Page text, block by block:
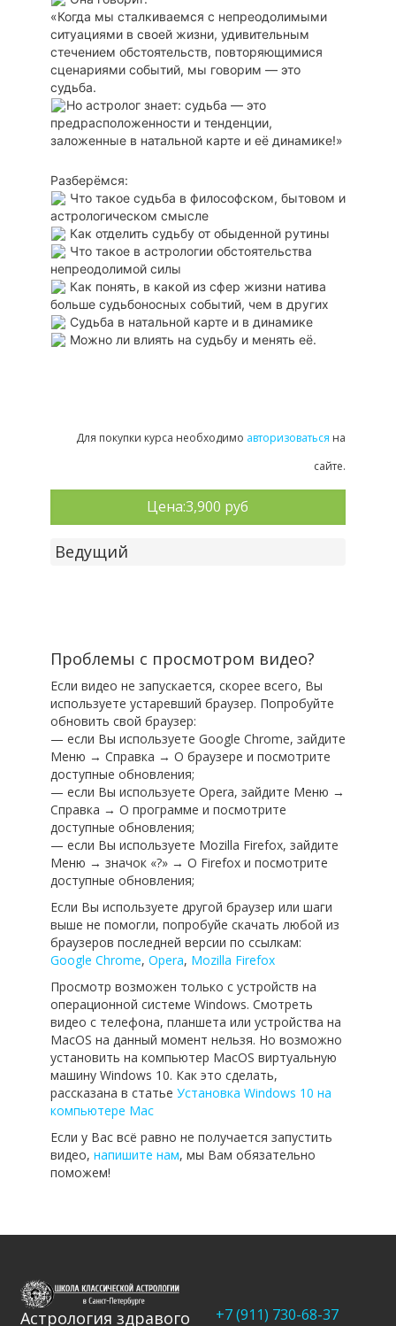
«Когда мы сталкиваемся с непреодолимыми
ситуациями в своей жизни, удивительным
стечением обстоятельств, повторяющимися
сценариями событий, мы говорим — это
судьба.
Но астролог знает: судьба — это
предрасположенности и тенденции,
заложенные в натальной карте и её динамике!»
Разберёмся:
Что такое судьба в философском, бытовом и
астрологическом смысле
Как отделить судьбу от обыденной рутины
Что такое в астрологии обстоятельства
непреодолимой силы
Как понять, в какой из сфер жизни натива
больше судьбоносных событий, чем в других
Судьба в натальной карте и в динамике
Можно ли влиять на судьбу и менять её.
Для покупки курса необходимо авторизоваться на
сайте.
Цена:3,900 руб
Ведущий
Проблемы с просмотром видео?
Если видео не запускается, скорее всего, Вы
используете устаревший браузер. Попробуйте
обновить свой браузер:
— если Вы используете Google Chrome, зайдите
Меню → Справка → О браузере и посмотрите
доступные обновления;
— если Вы используете Opera, зайдите Меню →
Справка → О программе и посмотрите
доступные обновления;
— если Вы используете Mozilla Firefox, зайдите
Меню → значок «?» → О Firefox и посмотрите
доступные обновления;
Если Вы используете другой браузер или шаги
выше не помогли, попробуйе скачать любой из
браузеров последней версии по ссылкам:
Google Chrome, Opera, Mozilla Firefox
Просмотр возможен только с устройств на
операционной системе Windows. Смотреть
видео с телефона, планшета или устройства на
MacOS на данный момент нельзя. Но возможно
установить на компьютер MacOS виртуальную
машину Windows 10. Как это сделать,
рассказана в статье Установка Windows 10 на
компьютере Mac
Если у Вас всё равно не получается запустить
видео, напишите нам, мы Вам обязательно
поможем!
Астрология здравого +7 (911) 730-68-37